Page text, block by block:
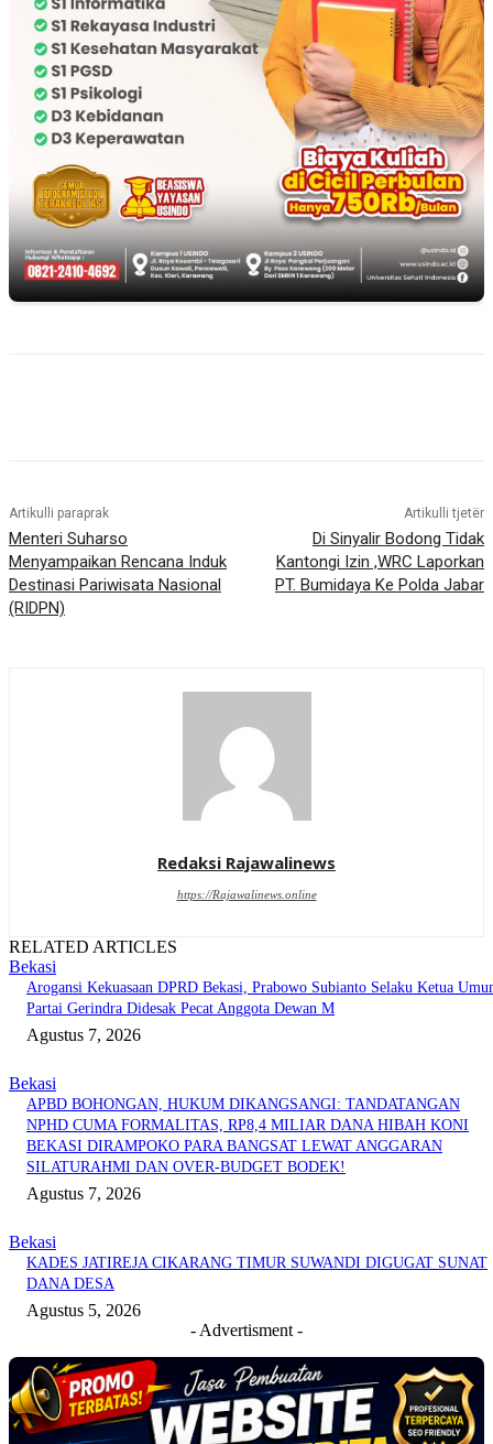
Artikulli paraprak
Menteri Suharso
Menyampaikan Rencana Induk
Destinasi Pariwisata Nasional
(RIDPN)
Artikulli tjetër
Di Sinyalir Bodong Tidak
Kantongi Izin ,WRC Laporkan
PT. Bumidaya Ke Polda Jabar
Redaksi Rajawalinews
https://Rajawalinews.online
RELATED ARTICLES
Bekasi
Arogansi Kekuasaan DPRD Bekasi, Prabowo Subianto Selaku Ketua
Partai Gerindra Didesak Pecat Anggota Dewan M
Agustus 7, 2026
Bekasi
APBD BOHONGAN, HUKUM DIKANGSANGI: TANDATANGAN
NPHD CUMA FORMALITAS, RP8,4 MILIAR DANA HIBAH KONI
BEKASI DIRAMPOKO PARA BANGSAT LEWAT ANGGARAN
SILATURAHMI DAN OVER-BUDGET BODEK!
Agustus 7, 2026
Bekasi
KADES JATIREJA CIKARANG TIMUR SUWANDI DIGUGAT SUNAT
DANA DESA
Agustus 5, 2026
- Advertisment -